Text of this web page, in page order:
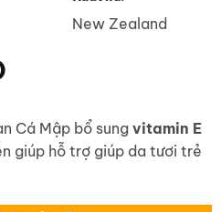
New Zealand
Cá Mập bổ sung vitamin E
giúp hỗ trợ giúp da tươi trẻ